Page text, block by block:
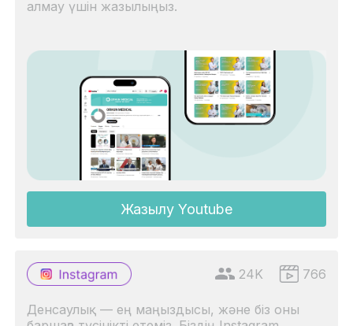
алмау үшін жазылыңыз.
Жазылу Youtube
24K 766
Денсаулық — ең маңыздысы, және біз оны